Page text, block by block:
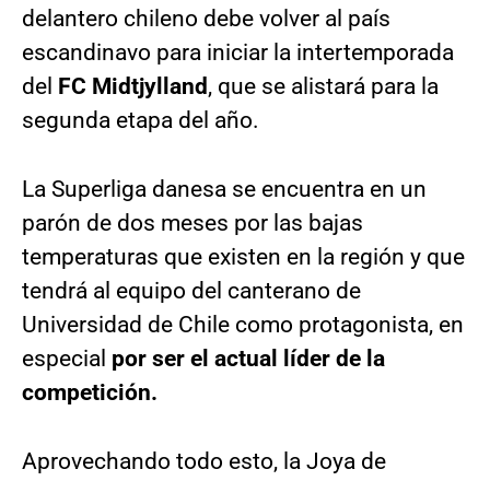
delantero chileno debe volver al país
escandinavo para iniciar la intertemporada
del FC Midtjylland , que se alistará para la
segunda etapa del año.
La Superliga danesa se encuentra en un
parón de dos meses por las bajas
temperaturas que existen en la región y que
tendrá al equipo del canterano de
Universidad de Chile como protagonista, en
especial por ser el actual líder de la
competición.
Aprovechando todo esto, la Joya de